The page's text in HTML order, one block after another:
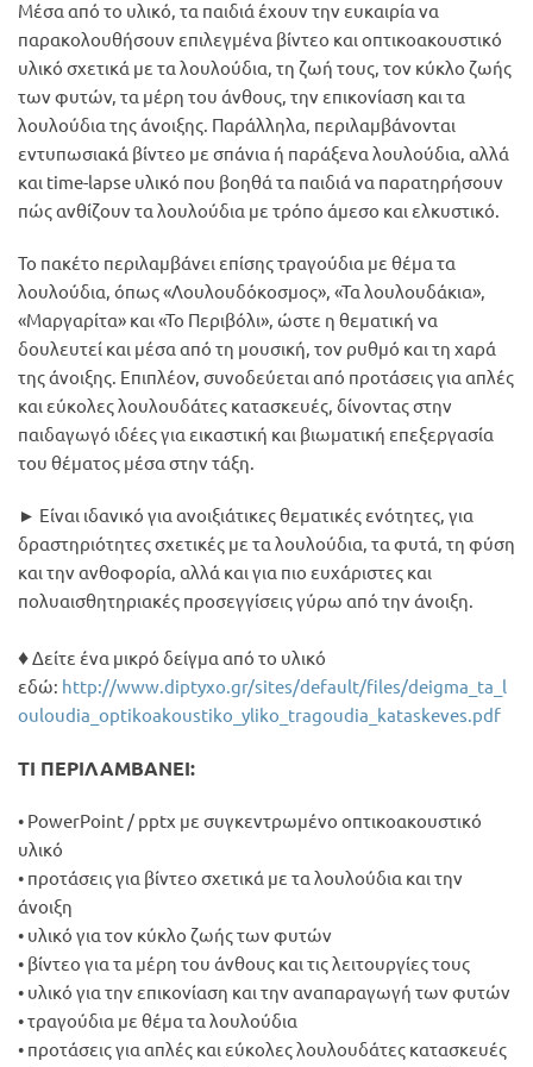
Μέσα από το υλικό, τα παιδιά έχουν την ευκαιρία να
παρακολουθήσουν επιλεγμένα βίντεο και οπτικοακουστικό
υλικό σχετικά με τα λουλούδια, τη ζωή τους, τον κύκλο ζωής
των φυτών, τα μέρη του άνθους, την επικονίαση και τα
λουλούδια της άνοιξης. Παράλληλα, περιλαμβάνονται
εντυπωσιακά βίντεο με σπάνια ή παράξενα λουλούδια, αλλά
και time-lapse υλικό που βοηθά τα παιδιά να παρατηρήσουν
πώς ανθίζουν τα λουλούδια με τρόπο άμεσο και ελκυστικό.
Το πακέτο περιλαμβάνει επίσης τραγούδια με θέμα τα
λουλούδια, όπως «Λουλουδόκοσμος», «Τα λουλουδάκια»,
«Μαργαρίτα» και «Το Περιβόλι», ώστε η θεματική να
δουλευτεί και μέσα από τη μουσική, τον ρυθμό και τη χαρά
της άνοιξης. Επιπλέον, συνοδεύεται από προτάσεις για απλές
και εύκολες λουλουδάτες κατασκευές, δίνοντας στην
παιδαγωγό ιδέες για εικαστική και βιωματική επεξεργασία
του θέματος μέσα στην τάξη.
► Είναι ιδανικό για ανοιξιάτικες θεματικές ενότητες, για
δραστηριότητες σχετικές με τα λουλούδια, τα φυτά, τη φύση
και την ανθοφορία, αλλά και για πιο ευχάριστες και
πολυαισθητηριακές προσεγγίσεις γύρω από την άνοιξη.
♦Δείτε ένα μικρό δείγμα από το υλικό
εδώ: http://www.diptyxo.gr/sites/default/files/deigma_ta_l
ouloudia_optikoakoustiko_yliko_tragoudia_kataskeves.pdf
ΤΙ ΠΕΡΙΛΑΜΒΑΝΕΙ:
• PowerPoint / pptx με συγκεντρωμένο οπτικοακουστικό
υλικό
• προτάσεις για βίντεο σχετικά με τα λουλούδια και την
άνοιξη
• υλικό για τον κύκλο ζωής των φυτών
• βίντεο για τα μέρη του άνθους και τις λειτουργίες τους
• υλικό για την επικονίαση και την αναπαραγωγή των φυτών
• τραγούδια με θέμα τα λουλούδια
• προτάσεις για απλές και εύκολες λουλουδάτες κατασκευές